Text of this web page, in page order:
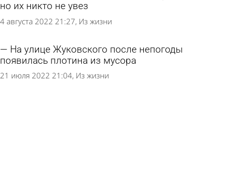
но их никто не увез
4 августа 2022 21:27 Из жизни
На улице Жуковского после непогоды
появилась плотина из мусора
21 июля 2022 21:04 Из жизни